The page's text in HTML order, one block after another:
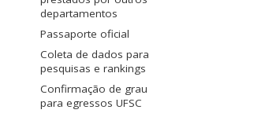
departamentos
Passaporte oficial
Coleta de dados para
pesquisas e rankings
Confirmação de grau
para egressos UFSC